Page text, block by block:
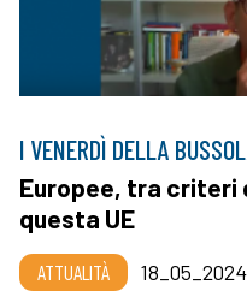
I VENERDÌ DELLA
Europee, tra criteri
questa UE
ATTUALITÀ 18_05_2024